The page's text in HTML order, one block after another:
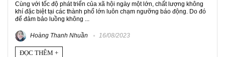
Cùng với tốc độ phát triển của xã hội ngày một lớn, chất lượng không
khí đặc biệt tại các thành phố lớn luôn chạm ngưỡng báo động. Do đó
để đảm bảo luồng không ...
Hoàng Thanh Nhuần 16/08/2023
ĐỌC THÊM +